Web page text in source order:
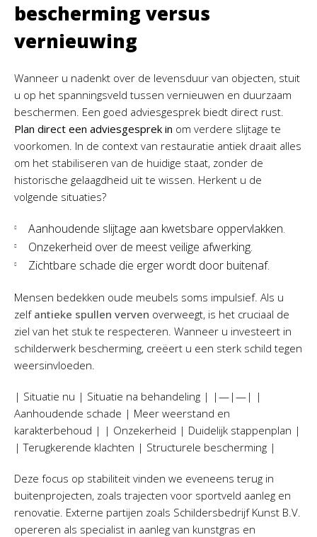
bescherming versus
vernieuwing
Wanneer u nadenkt over de levensduur van objecten, stuit
u op het spanningsveld tussen vernieuwen en duurzaam
beschermen. Een goed adviesgesprek biedt direct rust.
Plan direct een adviesgesprek in om verdere slijtage te
voorkomen. In de context van restauratie antiek draait alles
om het stabiliseren van de huidige staat, zonder de
historische gelaagdheid uit te wissen. Herkent u de
volgende situaties?
Aanhoudende slijtage aan kwetsbare oppervlakken.
Onzekerheid over de meest veilige afwerking.
Zichtbare schade die erger wordt door buitenaf.
Mensen bedekken oude meubels soms impulsief. Als u
zelf antieke spullen verven overweegt, is het cruciaal de
ziel van het stuk te respecteren. Wanneer u investeert in
schilderwerk bescherming, creëert u een sterk schild tegen
weersinvloeden.
| Situatie nu | Situatie na behandeling | |—|—| |
Aanhoudende schade | Meer weerstand en
karakterbehoud | | Onzekerheid | Duidelijk stappenplan |
| Terugkerende klachten | Structurele bescherming |
Deze focus op stabiliteit vinden we eveneens terug in
buitenprojecten, zoals trajecten voor sportveld aanleg en
renovatie. Externe partijen zoals Schildersbedrijf Kunst B.V.
opereren als specialist in aanleg van kunstgras en